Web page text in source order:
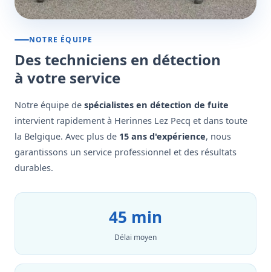
NOTRE ÉQUIPE
Des techniciens en détection
à votre service
Notre équipe de spécialistes en détection de fuite
intervient rapidement à Herinnes Lez Pecq et dans toute
la Belgique. Avec plus de 15 ans d'expérience, nous
garantissons un service professionnel et des résultats
durables.
45 min
Délai moyen